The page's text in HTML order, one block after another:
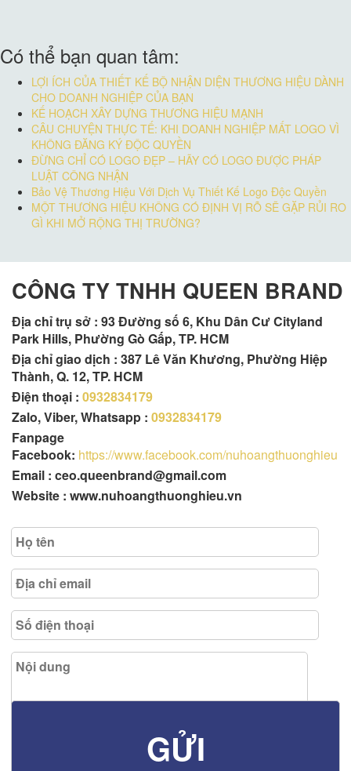
Có thể bạn quan tâm:
LỢI ÍCH CỦA THIẾT KẾ BỘ NHẬN DIỆN THƯƠNG HIỆU DÀNH
CHO DOANH NGHIỆP CỦA BẠN
KẾ HOẠCH XÂY DỰNG THƯƠNG HIỆU MẠNH
CÂU CHUYỆN THỰC TẾ: KHI DOANH NGHIỆP MẤT LOGO VÌ
KHÔNG ĐĂNG KÝ ĐỘC QUYỀN
ĐỪNG CHỈ CÓ LOGO ĐẸP – HÃY CÓ LOGO ĐƯỢC PHÁP
LUẬT CÔNG NHẬN
Bảo Vệ Thương Hiệu Với Dịch Vụ Thiết Kế Logo Độc Quyền
MỘT THƯƠNG HIỆU KHÔNG CÓ ĐỊNH VỊ RÕ SẼ GẶP RỦI RO
GÌ KHI MỞ RỘNG THỊ TRƯỜNG?
CÔNG TY TNHH QUEEN BRAND
Địa chỉ trụ sở : 93 Đường số 6, Khu Dân Cư Cityland
Park Hills, Phường Gò Gấp, TP. HCM
Địa chỉ giao dịch : 387 Lê Văn Khương, Phường Hiệp
Thành, Q. 12, TP. HCM
Điện thoại : 0932834179
Zalo, Viber, Whatsapp : 0932834179
Fanpage
Facebook: https://www.facebook.com/nuhoangthuonghieu
Email : ceo.queenbrand@gmail.com
Website : www.nuhoangthuonghieu.vn